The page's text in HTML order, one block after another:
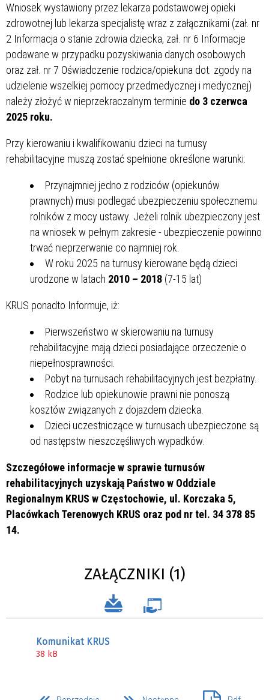
Wniosek wystawiony przez lekarza podstawowej opieki
zdrowotnej lub lekarza specjalistę wraz z załącznikami (zał. nr
2 Informacja o stanie zdrowia dziecka, zał. nr 6 Informacje
podawane w przypadku pozyskiwania danych osobowych
oraz zał. nr 7 Oświadczenie rodzica/opiekuna dot. zgody na
udzielenie wszelkiej pomocy przedmedycznej i medycznej)
należy złożyć w nieprzekraczalnym terminie do 3 czerwca
2025 roku.
Przy kierowaniu i kwalifikowaniu dzieci na turnusy
rehabilitacyjne muszą zostać spełnione określone warunki:
Przynajmniej jedno z rodziców (opiekunów
prawnych) musi podlegać ubezpieczeniu społecznemu
rolników z mocy ustawy. Jeżeli rolnik ubezpieczony jest
na wniosek w pełnym zakresie - ubezpieczenie powinno
trwać nieprzerwanie co najmniej rok.
W roku 2025 na turnusy kierowane będą dzieci
urodzone w latach 2010 – 2018 (7-15 lat)
KRUS ponadto Informuje, iż:
Pierwszeństwo w skierowaniu na turnusy
rehabilitacyjne mają dzieci posiadające orzeczenie o
niepełnosprawności.
Pobyt na turnusach rehabilitacyjnych jest bezpłatny.
Rodzice lub opiekunowie prawni nie ponoszą
kosztów związanych z dojazdem dziecka.
Dzieci uczestniczące w turnusach ubezpieczone są
od następstw nieszczęśliwych wypadków.
Szczegółowe informacje w sprawie turnusów
rehabilitacyjnych uzyskają Państwo w Oddziale
Regionalnym KRUS w Częstochowie, ul. Korczaka 5,
Placówkach Terenowych KRUS oraz pod nr tel. 34 378 85
14.
ZAŁĄCZNIKI (1)
Komunikat KRUS
38 kB